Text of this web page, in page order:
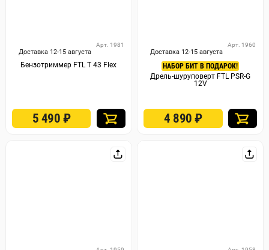
Доставка 12-15 августа
Арт. 1981
Бензотриммер FTL T 43 Flex
5 490 ₽
Доставка 12-15 августа
Арт. 1960
НАБОР БИТ В ПОДАРОК!
Дрель-шуруповерт FTL PSR-G
12V
4 890₽